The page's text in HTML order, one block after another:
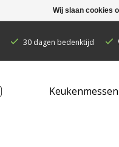
30 dagen bedenktijd
Keukenmessen
Wij slaan cookies